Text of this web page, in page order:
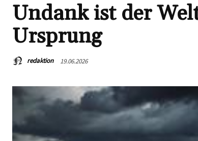
Undank ist der
Ursprung
redaktion 19.06.2026